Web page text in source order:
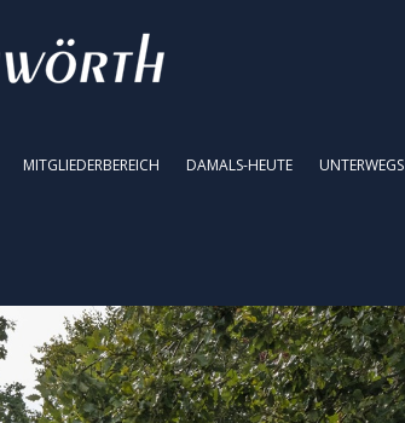
MITGLIEDERBEREICH DAMALS-HEUTE UNTERWEGS